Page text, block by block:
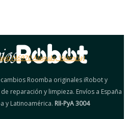
(46970 Alaquàs, Valencia)
Roomba originales iRobot y
reparación y limpieza. Envíos a España
y Latinoamérica. RII-PyA 3004